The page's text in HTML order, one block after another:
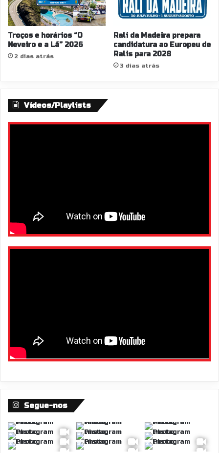
Troços e horários “O
Neveiro e a Lã” 2026
2 dias atrás
Rali da Madeira prepara
candidatura ao Europeu de
Ralis para 2028
3 dias atrás
Vídeos/Playlists
Segue-nos